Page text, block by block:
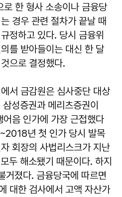
한 형사 소송이나 금융당
경우 관련 절차가 끝날 때
정하고 있다. 당시 금융위
를 받아들이는 대신 한 달
으로 결정했다.
서 금감원은 심사중단 대상
성증권과 메리츠증권이
음 인가에 가장 근접했다
년 첫 인가 당시 발목
회장의 사법리스크가 지난
두 해소됐기 때문이다. 하지
거졌다. 금융당국에 따르면
대한 검사에서 고액 자산가